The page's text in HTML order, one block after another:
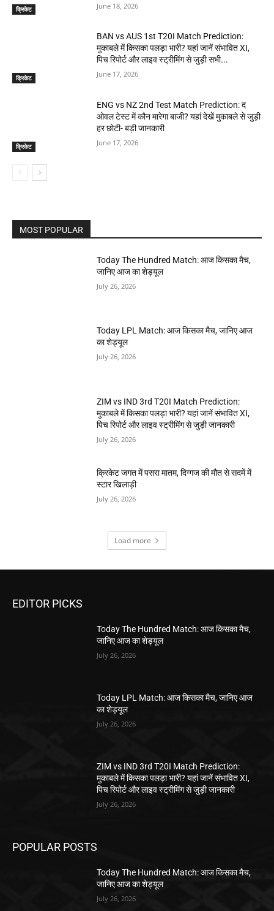
क्रिकेट June 18, 2026
क्रिकेट
BAN vs AUS 1st T20I Match Prediction:
मुकाबले में किसका पलड़ा भारी? यहां जानें संभावित XI,
पिच रिपोर्ट और लाइव स्ट्रीमिंग से जुड़ी सभी...
June 17, 2026
क्रिकेट
ENG vs NZ 2nd Test Match Prediction: द
ओवल टेस्ट में कौन मारेगा बाजी? यहां देखें मुकाबले से जुड़ी
हर छोटी- बड़ी जानकारी
June 17, 2026
MOST POPULAR
Today The Hundred Match: आज किसका मैच,
जानिए आज का शेड्यूल
July 26, 2026
Today LPL Match: आज किसका मैच, जानिए आज
का शेड्यूल
July 26, 2026
ZIM vs IND 3rd T20I Match Prediction:
मुकाबले में किसका पलड़ा भारी? यहां जानें संभावित XI,
पिच रिपोर्ट और लाइव स्ट्रीमिंग से जुड़ी जानकारी
July 26, 2026
क्रिकेट जगत में पसरा मातम, दिग्गज की मौत से सदमें में
स्टार खिलाड़ी
July 26, 2026
Load more
EDITOR PICKS
Today The Hundred Match: आज किसका मैच,
जानिए आज का शेड्यूल
July 26, 2026
Today LPL Match: आज किसका मैच, जानिए आज
का शेड्यूल
July 26, 2026
ZIM vs IND 3rd T20I Match Prediction:
मुकाबले में किसका पलड़ा भारी? यहां जानें संभावित XI,
पिच रिपोर्ट और लाइव स्ट्रीमिंग से जुड़ी जानकारी
July 26, 2026
POPULAR POSTS
Today The Hundred Match: आज किसका मैच,
जानिए आज का शेड्यूल
July 26, 2026